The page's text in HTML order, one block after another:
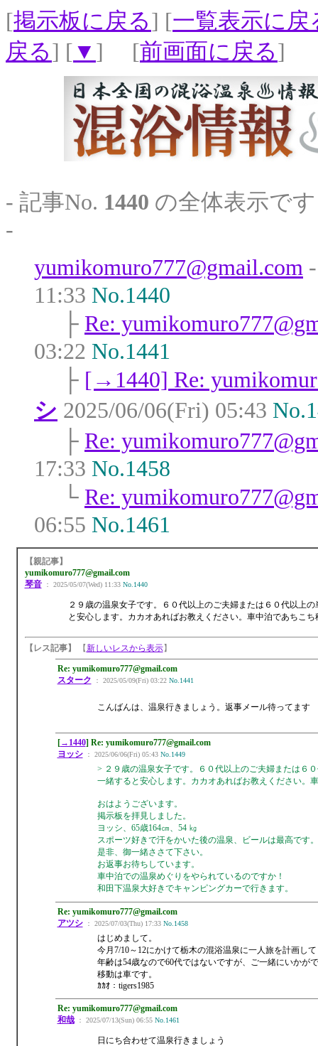
[掲示板に戻る] [一覧表示に戻
戻る] [ ▼ ] [前画面に戻る]
- 記事No. 1440 の全体表示で
-
yumikomuro777@gmail.com
11:33 No.1440
├ Re:
03:22 No.1441
├ [→1440] Re:
シ 2025/06/06(Fri) 05:43
├ Re:
17:33 No.1458
└ Re:
06:55 No.1461
【親記事】
yumikomuro777@gmail.com
琴音： 2025/05/07(Wed) 11:33 No.1440
２９歳の温泉女子です。６０代以上のご夫婦または６０代以上
と安心します。カカオあればお教えください。車中泊であちこ
【レス記事】 【新しいレスから表示】
Re: yumikomuro777@gmail.com
スターク ： 2025/05/09(Fri) 03:22 No.1441
こんばんは、温泉行きましょう。返事メール待ってます
[→1440] Re: yumikomuro777@gmail.com
ヨッシ： 2025/06/06(Fri) 05:43 No.1449
> ２９歳の温泉女子です。６０代以上のご夫婦または６
一緒すると安心します。カカオあればお教えください。
おはようございます。
掲示板を拝見しました。
ヨッシ、65歳164㎝、54 ㎏
スポーツ好きで汗をかいた後の温泉、ビールは最高です
是非、御一緒ささて下さい。
お返事お待ちしています。
車中泊での温泉めぐりをやられているのですか！
和田下温泉大好きでキャンピングカーで行きます。
Re: yumikomuro777@gmail.com
アツシ： 2025/07/03(Thu) 17:33 No.1458
はじめまして。
今月7/10～12にかけて栃木の混浴温泉に一人旅を計画し
年齢は54歳なので60代ではないですが、ご一緒にいかが
移動は車です。
ｶｶｵ：tigers1985
Re: yumikomuro777@gmail.com
和哉： 2025/07/13(Sun) 06:55 No.1461
日にち合わせて温泉行きましょう